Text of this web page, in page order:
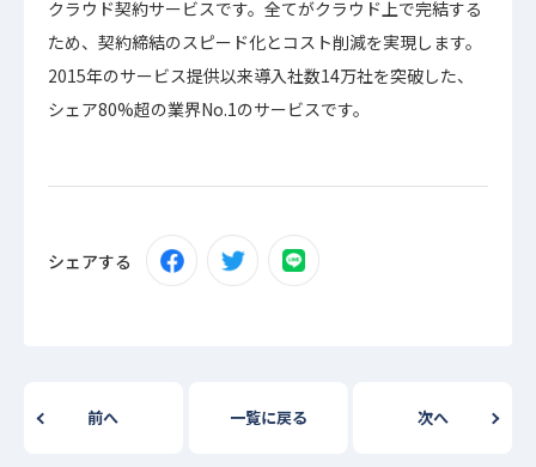
クラウド契約サービスです。全てがクラウド上で完結する
ため、契約締結のスピード化とコスト削減を実現します。
2015年のサービス提供以来導入社数14万社を突破した、
シェア80%超の業界No.1のサービスです。
シェアする
前へ 一覧に戻る 次へ